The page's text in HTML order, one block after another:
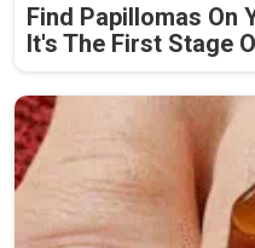
Find Papillomas On
It's The First Stage